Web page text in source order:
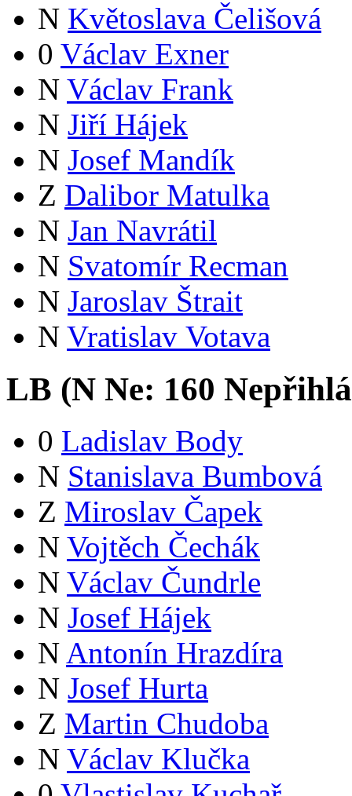
N Květoslava Čelišová
0 Václav Exner
N Václav Frank
N Jiří Hájek
N Josef Mandík
Z Dalibor Matulka
N Jan Navrátil
N Svatomír Recman
N Jaroslav Štrait
N Vratislav Votava
LB (N Ne: 160
0 Ladislav Body
N Stanislava Bumbová
Z Miroslav Čapek
N Vojtěch Čechák
N Václav Čundrle
N Josef Hájek
N Antonín Hrazdíra
N Josef Hurta
Z Martin Chudoba
N Václav Klučka